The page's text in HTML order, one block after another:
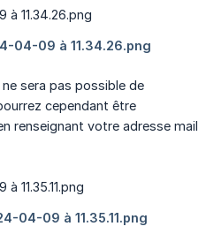
sera pas possible de
cependant être
renseignant votre adresse mail